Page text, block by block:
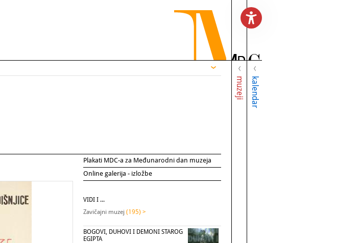
muzeji kalendar
Plakati MDC-a za Međunarodni dan muzeja
Online galerija - izložbe
VIDI I ...
Zavičajni muzej (195) >
BOGOVI, DUHOVI I DEMONI STAROG
EGIPTA